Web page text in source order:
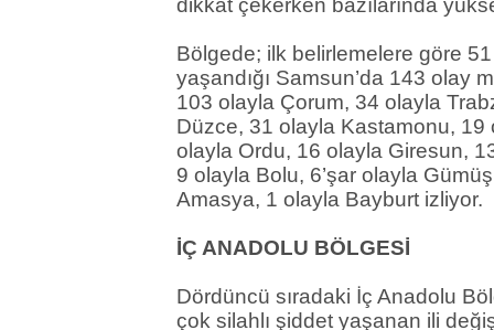
dikkat çekerken bazılarında
Bölgede; ilk belirlemelere göre
yaşandığı Samsun’da 143 olay
103 olayla Çorum, 34 olayla
Düzce, 31 olayla Kastamonu,
olayla Ordu, 16 olayla Giresun,
9 olayla Bolu, 6’şar olayla
Amasya, 1 olayla Bayburt izliyor.
İÇ ANADOLU BÖLGESİ
Dördüncü sıradaki İç Anadolu
çok silahlı şiddet yaşanan ili